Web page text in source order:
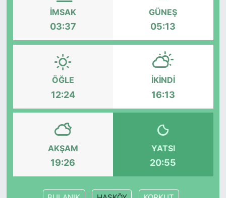
İMSAK
03:37
GÜNEŞ
05:13
ÖĞLE
12:24
İKINDI
16:13
AKŞAM
19:26
YATSI
20:55